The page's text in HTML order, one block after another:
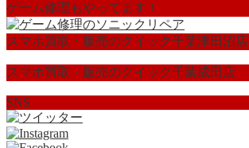
ゲーム修理もやってます！
スマホ買取・販売のクイック千葉津田沼店
スマホ買取・販売のクイック千葉成田店
SNS